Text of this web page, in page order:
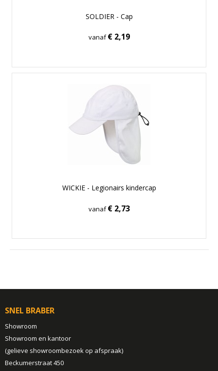
SOLDIER - Cap
vanaf€ 2,19
WICKIE - Legionairs kindercap
vanaf€ 2,73
SNEL BRABER
Showroom
Showroom en kantoor
(gelieve showroombezoek op afspraak)
Beckumerstraat 450